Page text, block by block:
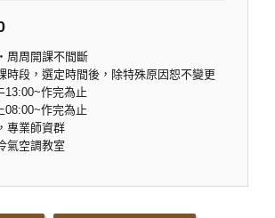
周開課不間斷
段，選定時間後，除特殊原因恕不變更
13:00~作完為止
08:00~作完為止
專業師資群
氣空調教室